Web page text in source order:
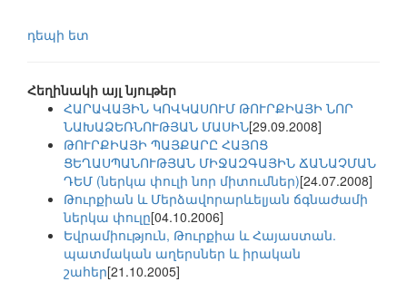
դեպի ետ
Հեղինակի այլ նյութեր
ՀԱՐԱՎԱՅԻՆ ԿՈՎԿԱՍՈՒՄ ԹՈՒՐՔԻԱՅԻ ՆՈՐ
ՆԱԽԱՁԵՌՆՈՒԹՅԱՆ ՄԱՍԻՆ[29.09.2008]
ԹՈՒՐՔԻԱՅԻ ՊԱՅՔԱՐԸ ՀԱՅՈՑ
ՑԵՂԱՍՊԱՆՈՒԹՅԱՆ ՄԻՋԱԶԳԱՅԻՆ ՃԱՆԱՉՄԱՆ
ԴԵՄ (ներկա փուլի նոր միտումներ)[24.07.2008]
Թուրքիան և Մերձավորարևելյան ճգնաժամի
ներկա փուլը[04.10.2006]
Եվրամիություն, Թուրքիա և Հայաստան.
պատմական աղերսներ և իրական
շահեր[21.10.2005]